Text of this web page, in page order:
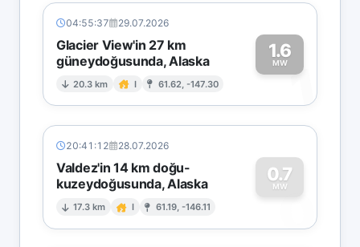
04:55:37 29.07.2026
Glacier View'in 27 km
güneydoğusunda, Alaska
20.3 km I 61.62, -147.30
1.6
MW1
20:41:12 28.07.2026
Valdez'in 14 km doğu-
kuzeydoğusunda, Alaska
17.3 km I 61.19, -146.11
0.7
MW
0